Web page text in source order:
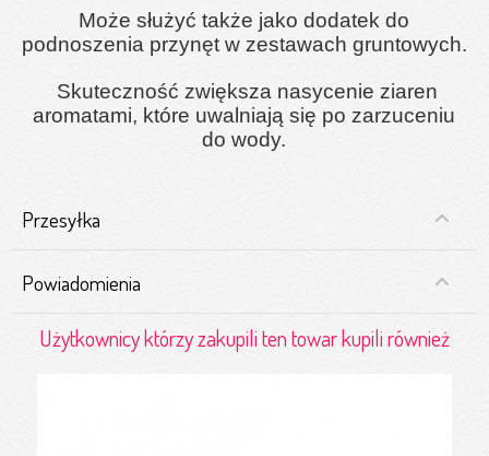
Może służyć także jako dodatek do
podnoszenia przynęt w zestawach gruntowych.
Skuteczność zwiększa nasycenie ziaren
aromatami, które uwalniają się po zarzuceniu
do wody.
Przesyłka
Powiadomienia
Użytkownicy którzy zakupili ten towar kupili również